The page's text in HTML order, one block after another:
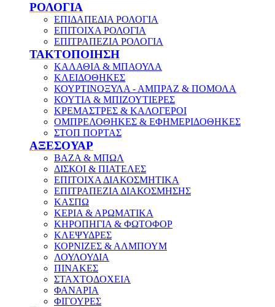
ΡΟΛΟΓΙΑ
ΕΠΙΔΑΠΕΔΙΑ ΡΟΛΟΓΙΑ
ΕΠΙΤΟΙΧΑ ΡΟΛΟΓΙΑ
ΕΠΙΤΡΑΠΕΖΙΑ ΡΟΛΟΓΙΑ
ΤΑΚΤΟΠΟΙΗΣΗ
ΚΑΛΑΘΙΑ & ΜΠΑΟΥΛΑ
ΚΛΕΙΔΟΘΗΚΕΣ
ΚΟΥΡΤΙΝΟΞΥΛΑ - ΑΜΠΡΑΖ & ΠΟΜΟΛΑ
ΚΟΥΤΙΑ & ΜΠΙΖΟΥΤΙΕΡΕΣ
ΚΡΕΜΑΣΤΡΕΣ & ΚΑΛΟΓΕΡΟΙ
ΟΜΠΡΕΛΟΘΗΚΕΣ & ΕΦΗΜΕΡΙΔΟΘΗΚΕΣ
ΣΤΟΠ ΠΟΡΤΑΣ
ΑΞΕΣΟΥΑΡ
ΒΑΖΑ & ΜΠΩΛ
ΔΙΣΚΟΙ & ΠΙΑΤΕΛΕΣ
ΕΠΙΤΟΙΧΑ ΔΙΑΚΟΣΜΗΤΙΚΑ
ΕΠΙΤΡΑΠΕΖΙΑ ΔΙΑΚΟΣΜΗΣΗΣ
ΚΑΣΠΩ
ΚΕΡΙΑ & ΑΡΩΜΑΤΙΚΑ
ΚΗΡΟΠΗΓΙΑ & ΦΩΤΟΦΟΡ
ΚΛΕΨΥΔΡΕΣ
ΚΟΡΝΙΖΕΣ & ΑΛΜΠΟΥΜ
ΛΟΥΛΟΥΔΙΑ
ΠΙΝΑΚΕΣ
ΣΤΑΧΤΟΔΟΧΕΙΑ
ΦΑΝΑΡΙΑ
ΦΙΓΟΥΡΕΣ